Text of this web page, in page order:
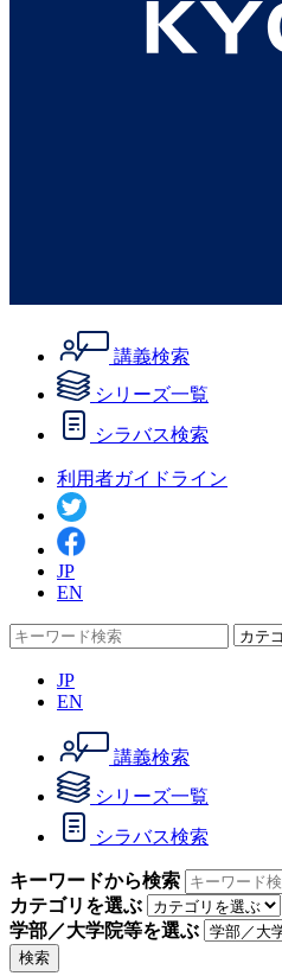
講義検索
シリーズ一覧
シラバス検索
利用者ガイドライン
JP
EN
JP
EN
講義検索
シリーズ一覧
シラバス検索
キーワードから検索
カテゴリを選ぶ
学部／大学院等を選ぶ
検索